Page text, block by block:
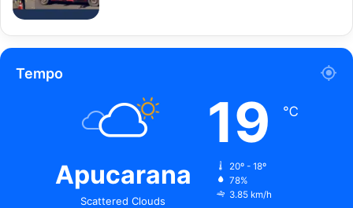
Tempo
Apucarana
Scattered Clouds
19 ℃
20º - 18º
78%
3.85 km/h